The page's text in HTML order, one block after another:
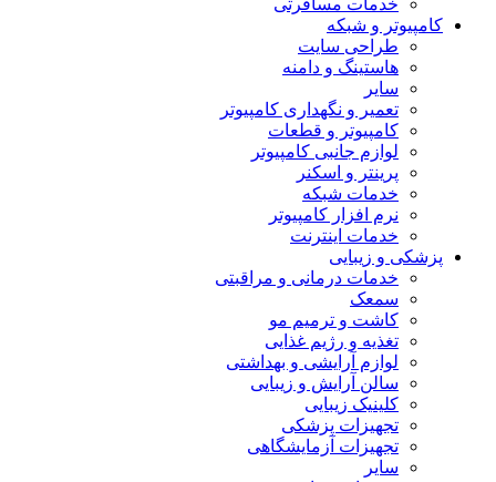
خدمات مسافرتی
کامپیوتر و شبکه
طراحی سایت
هاستینگ و دامنه
سایر
تعمیر و نگهداری کامپیوتر
کامپیوتر و قطعات
لوازم جانبی کامپیوتر
پرینتر و اسکنر
خدمات شبکه
نرم افزار کامپیوتر
خدمات اینترنت
پزشکی و زیبایی
خدمات درمانی و مراقبتی
سمعک
کاشت و ترمیم مو
تغذیه و رژیم غذایی
لوازم آرایشی و بهداشتی
سالن آرایش و زیبایی
کلینیک زیبایی
تجهیزات پزشکی
تجهیزات آزمایشگاهی
سایر